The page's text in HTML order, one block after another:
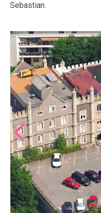
Sebastian.